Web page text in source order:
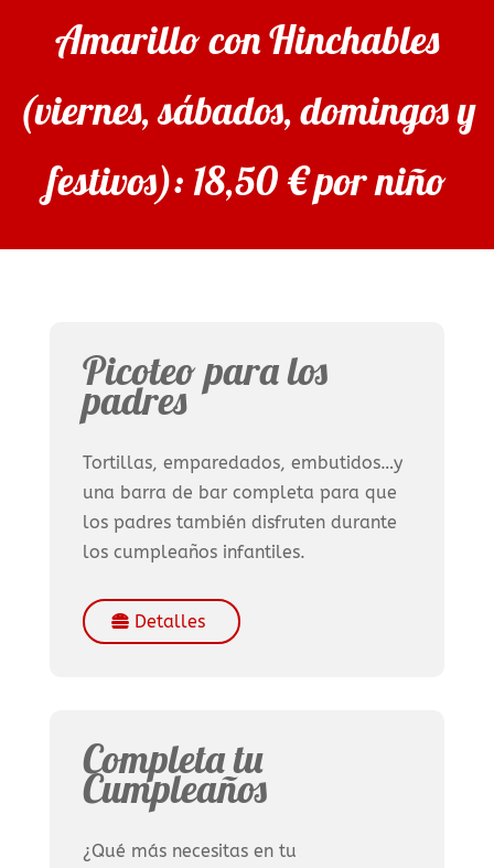
Amarillo con Hinchables
(viernes, sábados, domingos y
festivos): 18,50 € por niño
Picoteo para los
padres
Tortillas, emparedados, embutidos…y
una barra de bar completa para que
los padres también disfruten durante
los cumpleaños infantiles.
Detalles
Completa tu
Cumpleaños
¿Qué más necesitas en tu